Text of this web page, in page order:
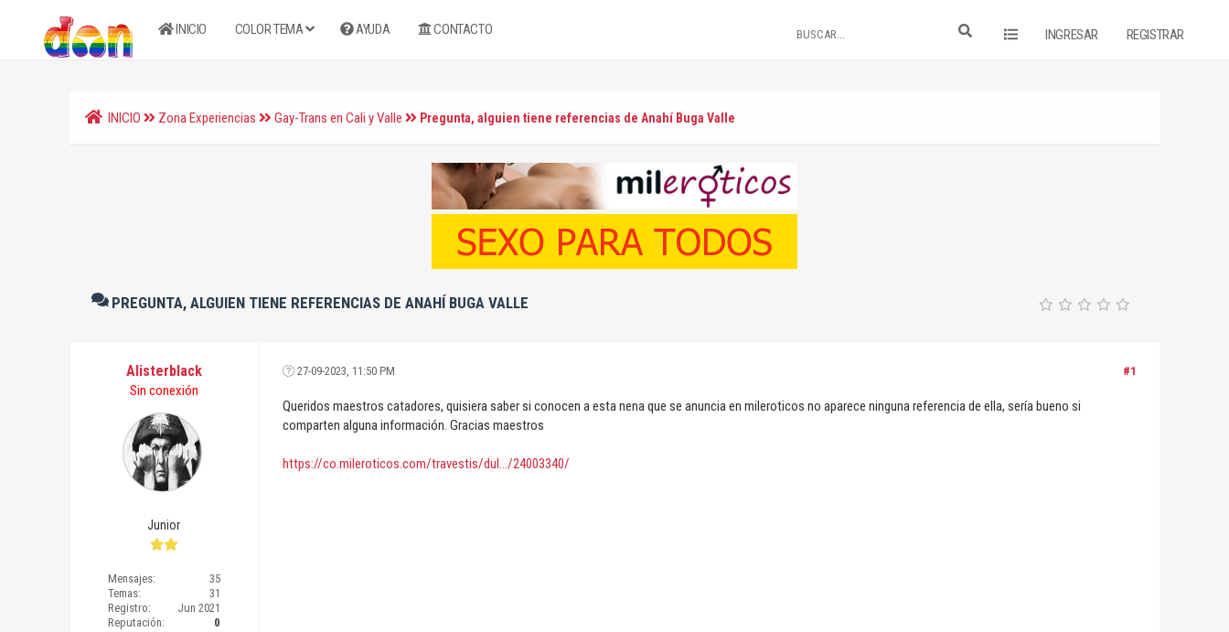
INGRESAR REGISTRAR
INICIO COLOR TEMA AYUDA CONTACTO
INICIO Zona Experiencias Gay-Trans en Cali y Valle Pregunta, alguien tiene referencias de Anahí Buga Valle
PREGUNTA, ALGUIEN TIENE REFERENCIAS DE ANAHÍ BUGA VALLE
Alisterblack
Sin conexión
Junior
Mensajes:
35
Temas:
31
Registro:
Jun 2021
Reputación:
0
#1
27-09-2023, 11:50 PM
Queridos maestros catadores, quisiera saber si conocen a esta nena que se anuncia en mileroticos no aparece ninguna referencia de ella, sería bueno si
comparten alguna información. Gracias maestros
https://co.mileroticos.com/travestis/dul.../24003340/